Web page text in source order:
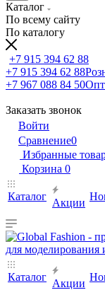
Каталог
По всему сайту
По каталогу
+7 915 394 62 88
+7 915 394 62 88
+7 967 088 84 50
Заказать звонок
Войти
Сравнение0
Избранные
Корзина 0
Каталог
Акции
Каталог
Акции